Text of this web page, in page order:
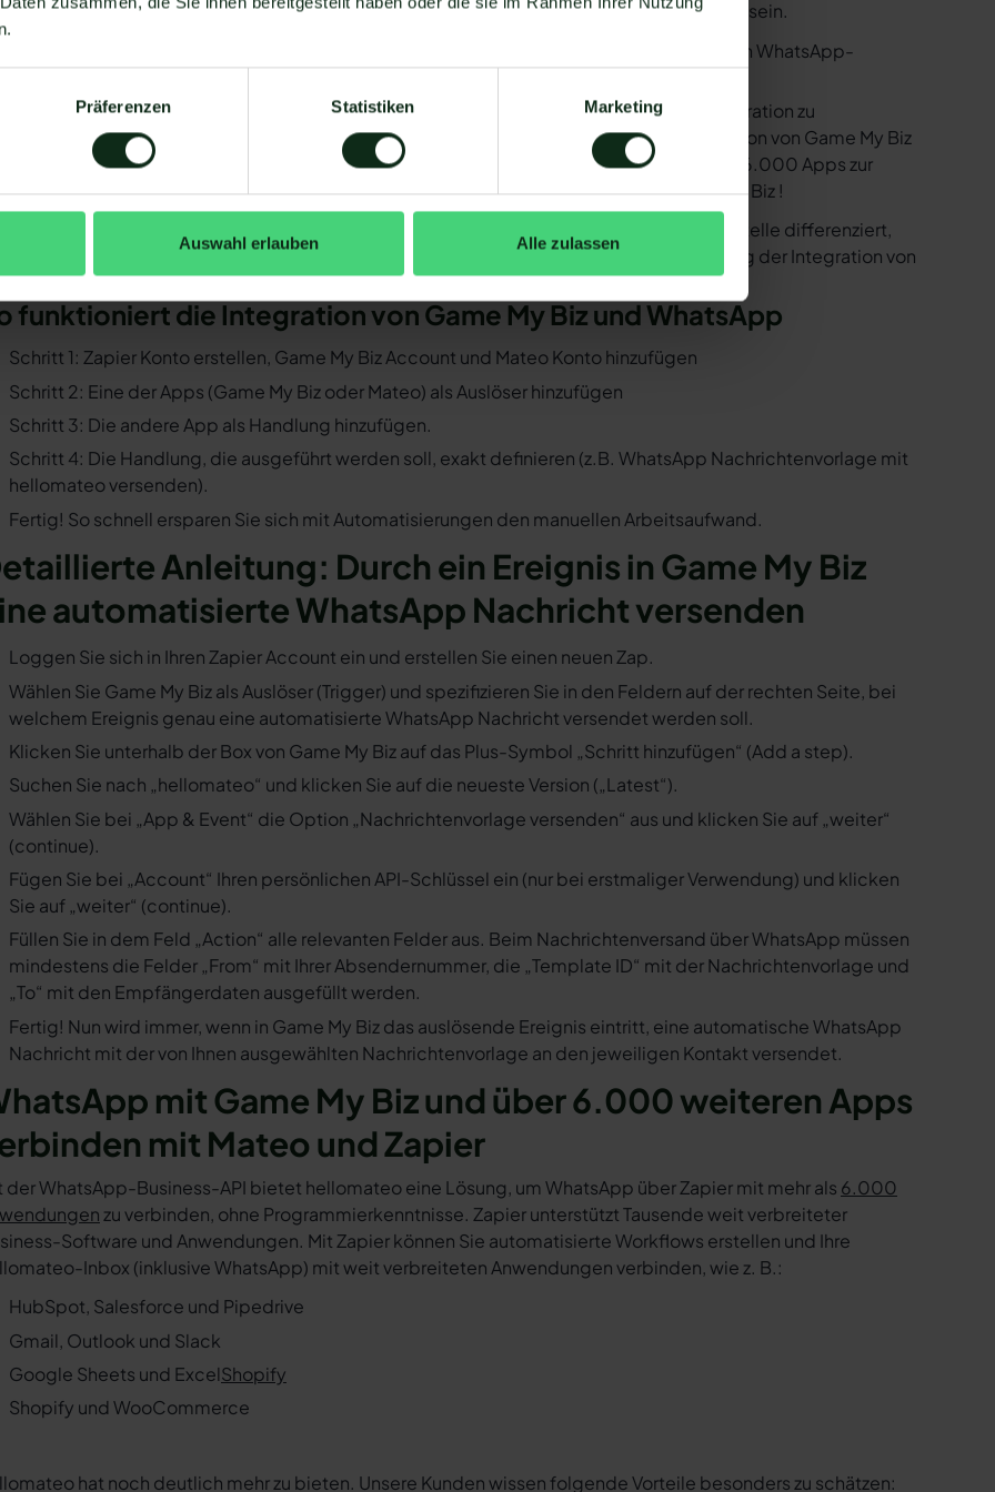
Präferenzen Statistiken Marketing
Auswahl erlauben Alle zulassen
Game My Biz mit WhatsApp verbinden zu können, müssen einige Voraussetzungen erfüllt sein.
Sie müssen WhatsApp über die WhatsApp-Business-API nutzen. Mit dem herkömmlichen WhatsApp-
Ihr WhatsApp Business API Anbieter muss die nötige Software bereitstellen, um die Integration zu
ermöglichen. Längst nicht alle Anbieter der WhatsApp API sind in der Lage, eine Integration von Game My Biz
und WhatsApp zu ermöglichen. Mit Mateo stehen Ihnen dank der Zapier Integration über 6.000 Apps zur
Verfügung, die Sie mit WhatsApp verbinden können. Darunter ist natürlich auch Game My Biz !
der Einrichtungsprozess der Integration je nach dem Anbieter der WhatsApp API Schnittstelle differenziert,
es keine allgemein gültige Anleitung. Wir zeigen Ihnen im Folgenden, wie die Einrichtung der Integration von
My Biz und WhatsApp mit Mateo funktioniert.
funktioniert die Integration von Game My Biz und WhatsApp
Schritt 1: Zapier Konto erstellen, Game My Biz Account und Mateo Konto hinzufügen
Schritt 2: Eine der Apps (Game My Biz oder Mateo) als Auslöser hinzufügen
Schritt 3: Die andere App als Handlung hinzufügen.
Schritt 4: Die Handlung, die ausgeführt werden soll, exakt definieren (z.B. WhatsApp Nachrichtenvorlage mit
hellomateo versenden).
Fertig! So schnell ersparen Sie sich mit Automatisierungen den manuellen Arbeitsaufwand.
Anleitung: Durch ein Ereignis in Game My Biz
automatisierte WhatsApp Nachricht versenden
Loggen Sie sich in Ihren Zapier Account ein und erstellen Sie einen neuen Zap.
Wählen Sie Game My Biz als Auslöser (Trigger) und spezifizieren Sie in den Feldern auf der rechten Seite, bei
welchem Ereignis genau eine automatisierte WhatsApp Nachricht versendet werden soll.
Klicken Sie unterhalb der Box von Game My Biz auf das Plus-Symbol „Schritt hinzufügen“ (Add a step).
Suchen Sie nach „hellomateo“ und klicken Sie auf die neueste Version („Latest“).
Wählen Sie bei „App & Event“ die Option „Nachrichtenvorlage versenden“ aus und klicken Sie auf „weiter“
(continue).
Fügen Sie bei „Account“ Ihren persönlichen API-Schlüssel ein (nur bei erstmaliger Verwendung) und klicken
Sie auf „weiter“ (continue).
Füllen Sie in dem Feld „Action“ alle relevanten Felder aus. Beim Nachrichtenversand über WhatsApp müssen
mindestens die Felder „From“ mit Ihrer Absendernummer, die „Template ID“ mit der Nachrichtenvorlage und
„To“ mit den Empfängerdaten ausgefüllt werden.
Fertig! Nun wird immer, wenn in Game My Biz das auslösende Ereignis eintritt, eine automatische WhatsApp
Nachricht mit der von Ihnen ausgewählten Nachrichtenvorlage an den jeweiligen Kontakt versendet.
mit Game My Biz und über 6.000 weiteren Apps
mit Mateo und Zapier
der WhatsApp-Business-API bietet hellomateo eine Lösung, um WhatsApp über Zapier mit mehr als 6.000
zu verbinden, ohne Programmierkenntnisse. Zapier unterstützt Tausende weit verbreiteter
Software und Anwendungen. Mit Zapier können Sie automatisierte Workflows erstellen und Ihre
Inbox (inklusive WhatsApp) mit weit verbreiteten Anwendungen verbinden, wie z. B.:
HubSpot, Salesforce und Pipedrive
Gmail, Outlook und Slack
Google Sheets und ExcelShopify
Shopify und WooCommerce
hat noch deutlich mehr zu bieten. Unsere Kunden wissen folgende Vorteile besonders zu schätzen: